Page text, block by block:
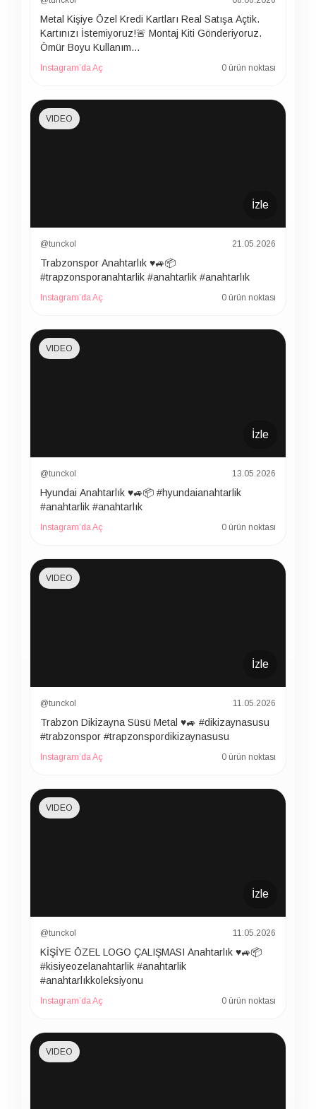
Metal Kişiye Özel Kredi Kartları Real Satışa Açtik.
Kartınızı İstemiyoruz!🚨 Montaj Kiti Gönderiyoruz.
Ömür Boyu Kullanım…
Instagram’da Aç 0 ürün noktası
İzle
VIDEO
@tunckol 21.05.2026
Trabzonspor Anahtarlık ♥️🚙📦
#trapzonsporanahtarlik #anahtarlik #anahtarlık
Instagram’da Aç 0 ürün noktası
İzle
VIDEO
@tunckol 13.05.2026
Hyundai Anahtarlık ♥️🚙📦 #hyundaianahtarlik
#anahtarlik #anahtarlık
Instagram’da Aç 0 ürün noktası
İzle
VIDEO
@tunckol 11.05.2026
Trabzon Dikizayna Süsü Metal ♥️🚙 #dikizaynasusu
#trabzonspor #trapzonspordikizaynasusu
Instagram’da Aç 0 ürün noktası
İzle
VIDEO
@tunckol 11.05.2026
KİŞİYE ÖZEL LOGO ÇALIŞMASI Anahtarlık ♥️🚙📦
#kisiyeozelanahtarlik #anahtarlik
#anahtarlıkkoleksiyonu
Instagram’da Aç 0 ürün noktası
VIDEO